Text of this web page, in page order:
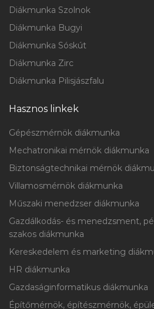
Diákmunka Szolnok
Diákmunka Bugyi
Diákmunka Sóskút
Diákmunka Zirc
Diákmunka Pilisjászfalu
Hasznos linkek
Gépészmérnök diákmunka
Mechatronikai mérnök diákmunka
Biztonságtechnikai mérnök
Villamosmérnök diákmunka
Műszaki menedzser diákmunka
Gazdálkodás- és menedzsment,
szakos diákmunka
Kereskedelem és marketing
HR diákmunka
Gazdaságinformatikus diákmunka
Építőmérnök, építészmérnök,